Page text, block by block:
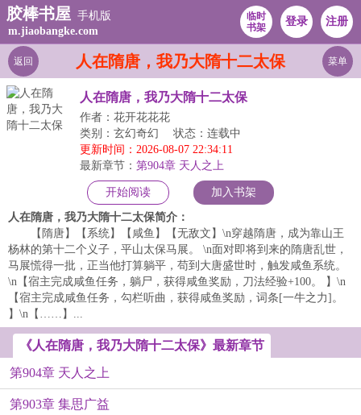
胶棒书屋 手机版
m.jiaobangke.com
临时
书架
登录 注册
人在隋唐，我乃大隋十二太保
返回 菜单
人在隋唐，我乃大隋十二太保
作者：花开花花花
类别：玄幻奇幻
状态：连载中
更新时间：2026-08-07 22:34:11
最新章节： 第904章 天人之上
开始阅读 加入书架
人在隋唐，我乃大隋十二太保简介：
【隋唐】【系统】【咸鱼】【无敌文】\n穿越隋唐，成为靠山王
杨林的第十二个义子，平山太保马展。 \n面对即将到来的隋唐乱世，
马展慌得一批，正当他打算躺平，苟到大唐盛世时，触发咸鱼系统。
\n【宿主完成咸鱼任务，躺尸，获得咸鱼奖励，刀法经验+100。 】\n
【宿主完成咸鱼任务，勾栏听曲，获得咸鱼奖励，词条[一牛之力]。
】\n【……】...
《人在隋唐，我乃大隋十二太保》最新章节
第904章 天人之上
第903章 集思广益